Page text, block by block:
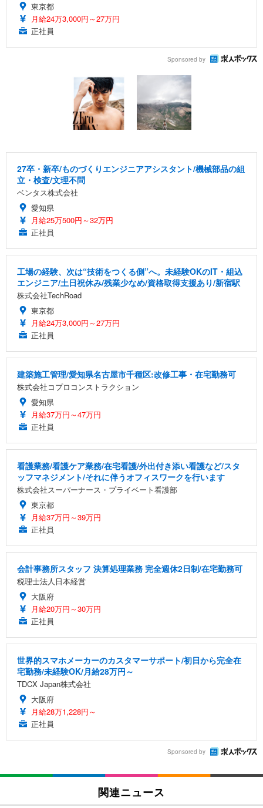
東京都
月給24万3,000円～27万円
正社員
Sponsored by
27卒・新卒/ものづくりエンジニアアシスタント/機械部品の組
立・検査/文理不問
ベンタス株式会社
愛知県
月給25万500円～32万円
正社員
工場の経験、次は“技術をつくる側”へ。未経験OKのIT・組込
エンジニア/土日祝休み/残業少なめ/資格取得支援あり/新宿駅
株式会社TechRoad
東京都
月給24万3,000円～27万円
正社員
建築施工管理/愛知県名古屋市千種区:改修工事・在宅勤務可
株式会社コプロコンストラクション
愛知県
月給37万円～47万円
正社員
看護業務/看護ケア業務/在宅看護/外出付き添い看護など/スタ
ッフマネジメント/それに伴うオフィスワークを行います
株式会社スーパーナース・プライベート看護部
東京都
月給37万円～39万円
正社員
会計事務所スタッフ 決算処理業務 完全週休2日制/在宅勤務可
税理士法人日本経営
大阪府
月給20万円～30万円
正社員
世界的スマホメーカーのカスタマーサポート/初日から完全在
宅勤務/未経験OK/月給28万円～
TDCX Japan株式会社
大阪府
月給28万1,228円～
正社員
Sponsored by
関連ニュース